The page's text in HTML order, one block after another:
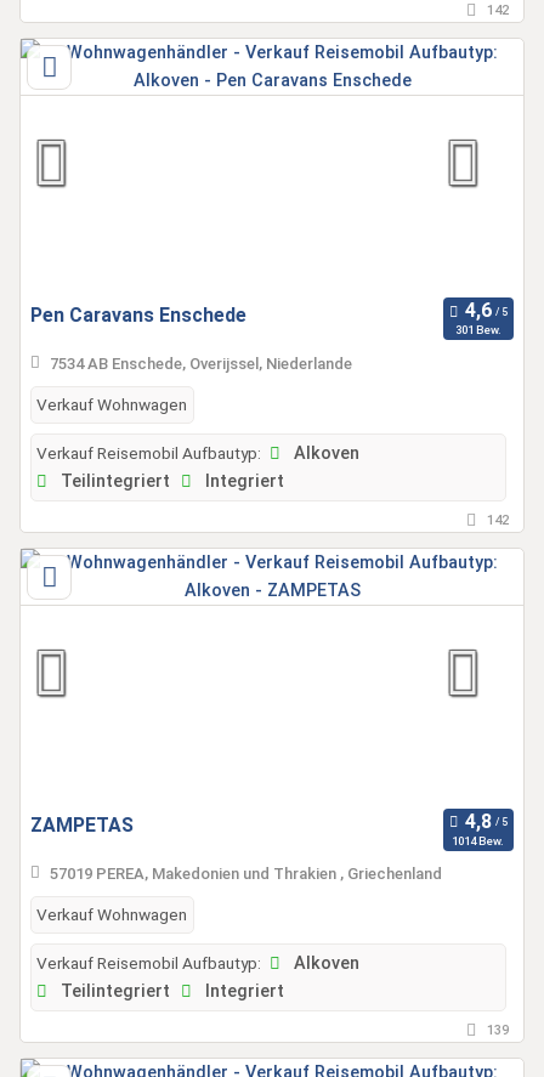
142
Pen Caravans Enschede
301 Bew.
7534 AB Enschede, Overijssel, Niederlande
Verkauf Wohnwagen
Verkauf Reisemobil Aufbautyp:
Alkoven
Teilintegriert
Integriert
142
ZAMPETAS
1014 Bew.
57019 PEREA, Makedonien und Thrakien , Griechenland
Verkauf Wohnwagen
Verkauf Reisemobil Aufbautyp:
Alkoven
Teilintegriert
Integriert
139